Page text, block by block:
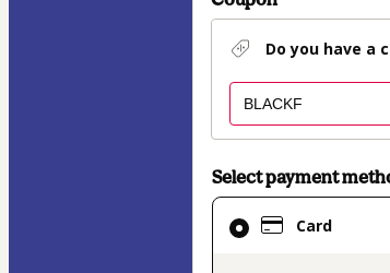
Do you have a
Select payment
Card
Card
selected